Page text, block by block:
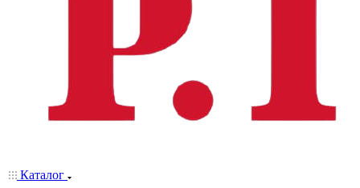
Каталог